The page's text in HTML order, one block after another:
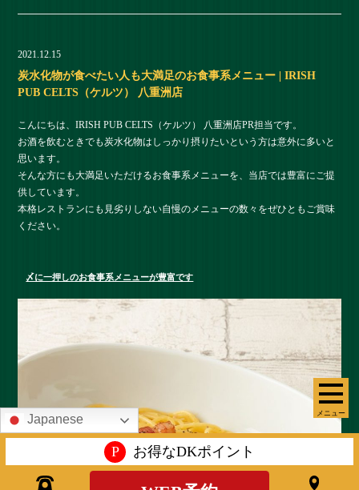
メニュー
2021.12.15
炭水化物が食べたい人も大満足のお食事系メニュー | IRISH
PUB CELTS（ケルツ） 八重洲店
こんにちは、IRISH PUB CELTS（ケルツ） 八重洲店PR担当です。
お酒を飲むときでも炭水化物はしっかり摂りたいという方は意外に多いと
思います。
そんな方にも大満足いただけるお食事系メニューを、当店では豊富にご提
供しています。
本格レストランにも見劣りしない自慢のメニューの数々をぜひともご賞味
ください。
〆に一押しのお食事系メニューが豊富です
Japanese
P お得なDKポイント